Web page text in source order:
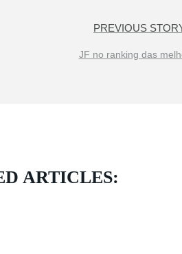
PREVIOUS
JF no ranking das
ARTICLES: